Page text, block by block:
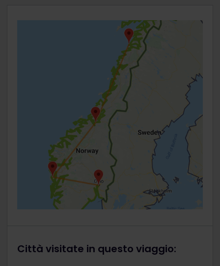
Città visitate in questo viaggio: